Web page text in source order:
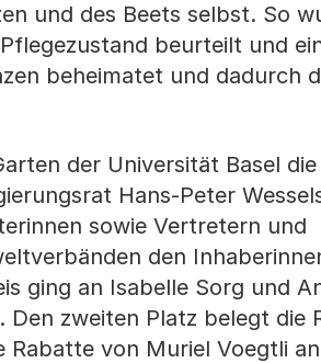
und des Beets selbst. So
beurteilt und
beheimatet und dadurch
der Universität Basel
Hans-Peter
sowie Vertretern und
den
ging an Isabelle Sorg und
zweiten Platz belegt die
Rabatte von Muriel Voegtli